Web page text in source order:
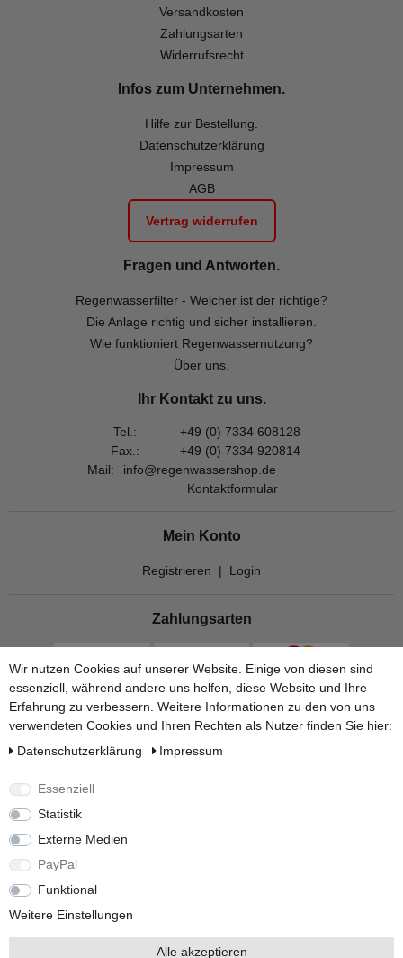
Versandkosten
Zahlungsarten
Widerrufsrecht
Infos zum Unternehmen.
Hilfe zur Bestellung.
Datenschutzerklärung
Impressum
AGB
Vertrag widerrufen
Fragen und Antworten.
Regenwasserfilter - Welcher ist der richtige?
Die Anlage richtig und sicher installieren.
Wie funktioniert Regenwassernutzung?
Über uns.
Ihr Kontakt zu uns.
Tel.:
+49 (0) 7334 608128
Fax.:
+49 (0) 7334 920814
Mail:
info@regenwassershop.de
Kontaktformular
Mein Konto
Registrieren | Login
Zahlungsarten
Wir nutzen Cookies auf unserer Website. Einige von diesen sind
essenziell, während andere uns helfen, diese Website und Ihre
Erfahrung zu verbessern. Weitere Informationen zu den von uns
verwendeten Cookies und Ihren Rechten als Nutzer finden Sie hier:
Daten­schutz­erklärung
Impressum
Essenziell
Statistik
Externe Medien
PayPal
Funktional
Weitere Einstellungen
Alle akzeptieren